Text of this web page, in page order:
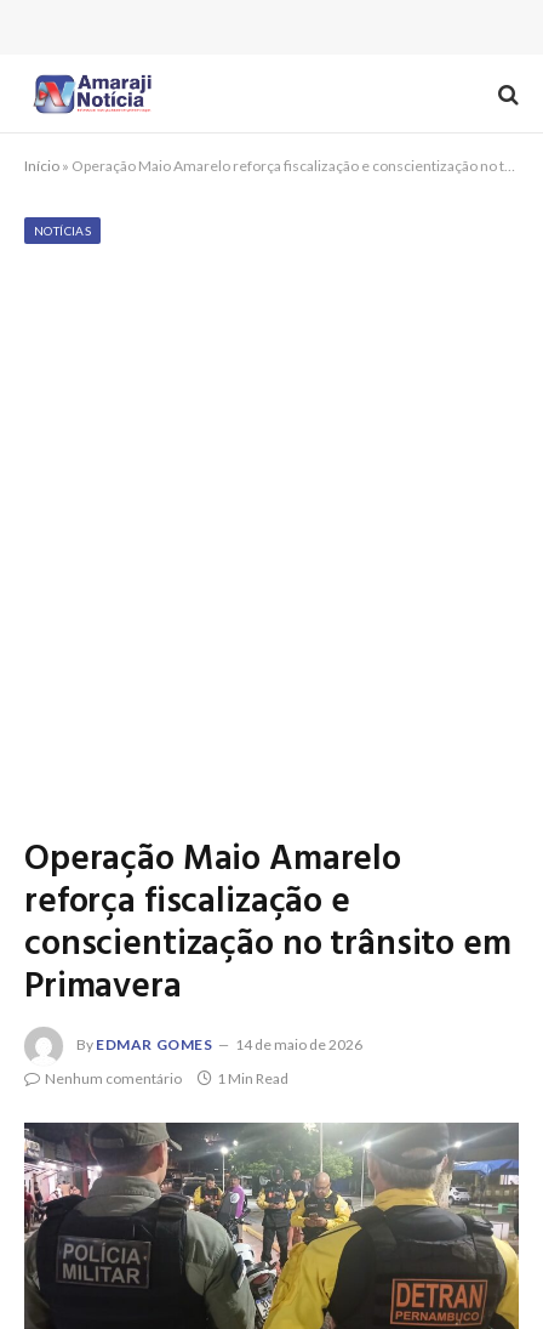
Início » Operação Maio Amarelo reforça fiscalização e conscientização no trânsito em Primavera
NOTÍCIAS
Operação Maio Amarelo
reforça fiscalização e
conscientização no trânsito em
Primavera
By EDMAR GOMES
14 de maio de 2026
Nenhum comentário
1 Min Read